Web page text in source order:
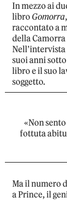
In mezzo ai
libro Gomorra
raccontato a
della
suoi anni
libro e il suo
soggetto.
«Non
fottuta
Ma il numero
a Prince, il